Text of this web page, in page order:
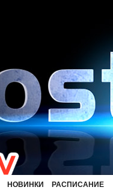
НОВИНКИ РАСПИСАНИЕ